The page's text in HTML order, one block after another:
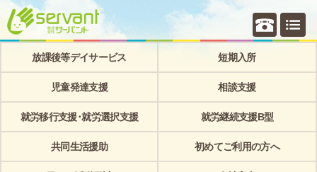
個別相
放課後等デイサービス 短期入所
児童発達支援 相談支援
就労移行支援･就労選択支援 就労継続支援B型
共同生活援助 初めてご利用の方へ